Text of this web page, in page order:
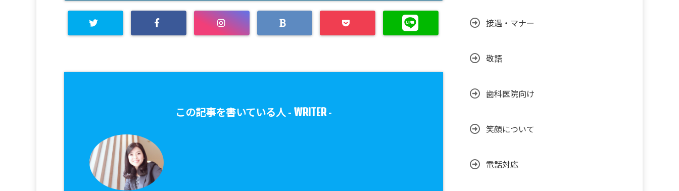
この記事を書いている人 - WRITER-
接遇・マナー
敬語
歯科医院向け
笑顔について
電話対応